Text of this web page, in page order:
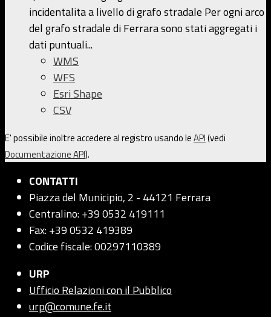
incidentalita a livello di grafo stradale Per ogni arco
del grafo stradale di Ferrara sono stati aggregati i
dati puntuali...
WMS
WFS
Esri Shape
CSV
E' possibile inoltre accedere al registro usando leAPI(vedi
Documentazione API).
CONTATTI
Piazza del Municipio, 2 - 44121 Ferrara
Centralino: +39 0532 419111
Fax: +39 0532 419389
Codice fiscale: 00297110389
URP
Ufficio Relazioni con il Pubblico
urp@comune.fe.it